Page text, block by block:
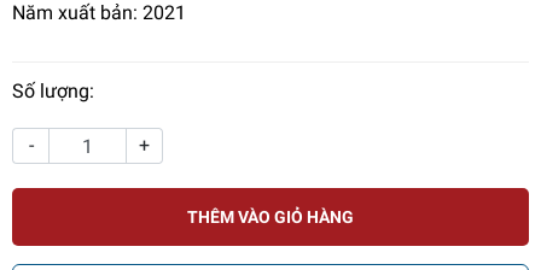
Năm xuất bản: 2021
Số lượng:
- +
THÊM VÀO GIỎ HÀNG